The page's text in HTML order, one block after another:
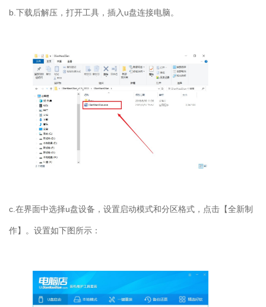
b. 下载后解压，打开工具，插入 u盘连接电脑。
c. 在界面中选择u盘设备，设置启动模式和分区格式，点击【全新制
作】。设置如下图所示：